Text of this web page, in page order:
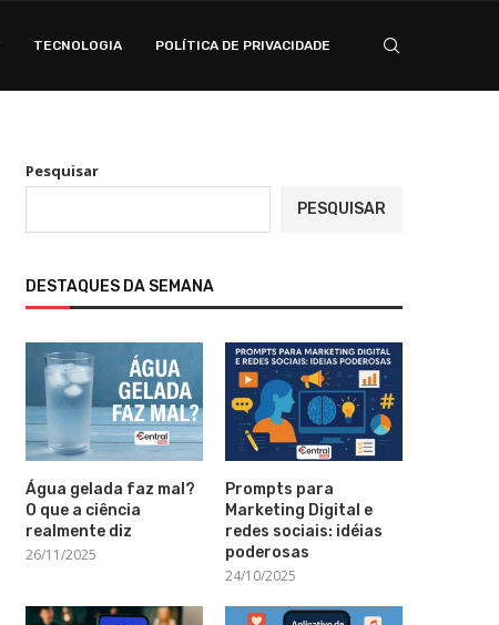
TECNOLOGIA POLÍTICA DE PRIVACIDADE
Pesquisar
PESQUISAR
DESTAQUES DA SEMANA
Água gelada faz mal?
O que a ciência
realmente diz
26/11/2025
Prompts para
Marketing Digital e
redes sociais: idéias
poderosas
24/10/2025